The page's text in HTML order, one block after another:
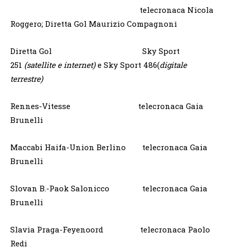
telecronaca Nicola
Roggero; Diretta Gol Maurizio Compagnoni
Diretta Gol Sky Sport
251 (satellite e internet)e Sky Sport 486(digitale
terrestre)
Rennes-Vitesse telecronaca Gaia
Brunelli
Maccabi Haifa-Union Berlino telecronaca Gaia
Brunelli
Slovan B.-Paok Salonicco telecronaca Gaia
Brunelli
Slavia Praga-Feyenoord telecronaca Paolo
Redi